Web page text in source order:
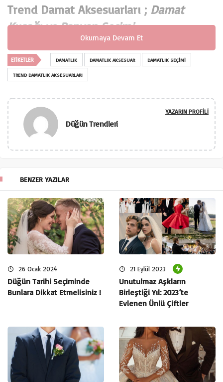
Trend Damat Aksesuarları ; Damat
Kuşağı ve Papyon Seçimi
Trend damat aksesuarları adaylar için ilk akıla gelendir
belkide papyon. Smokinin ayrılmaz bir parçası olarak papyon
kullanımı geliyor. Son dönemlerde popülerliğini koruyan
papyonlar günümüzde klasik ipek ya da saten olmakla
kalmıyor. Yün, kadife ve saten gibi farklı materyallerde
çeşitli renklerde smokininize kombin yapabilirsiniz. Papyon
seçimi yaparken smokin modelinize uygun bir model tercih
etmeye çalışın. Günümüzde çoğu damat adayı farkın dalık
olması açısından smokinine zıt papyon seçimi yapıyor. Bu da
Papyon seçimi yaparken dikkat etmeniz gereken bir diğer
husu
düğün organizasyonkonseptiniz. Klasik bir papyon
smokin kombini yapmayacak iseniz düğün
organizasyonunuzun mutlaka bir konsepti olmalı. Yani klasik
Okumaya Devam Et
ETIKETLER DAMATLIK DAMATLIK AKSESUAR DAMATLIK SEÇIMI
TREND DAMATLIK AKSESUARLARI
Düğün Trendleri
YAZARIN PROFILI
BENZER YAZILAR
26 Ocak 2024
Düğün Tarihi Seçiminde
Bunlara Dikkat Etmelisiniz !
21 Eylül 2023
Unutulmaz Aşkların
Birleştiği Yıl: 2023’te
Evlenen Ünlü Çiftler